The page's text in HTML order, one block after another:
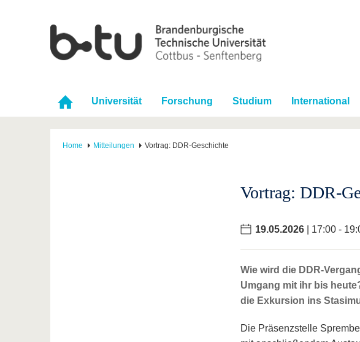
Universität Forschung Studium International
Home Mitteilungen Vortrag: DDR-Geschichte
Vortrag: DDR-
19.05.2026 | 17:00 -
Wie wird die DDR-
Umgang mit ihr bis
die Exkursion ins
Die Präsenzstelle